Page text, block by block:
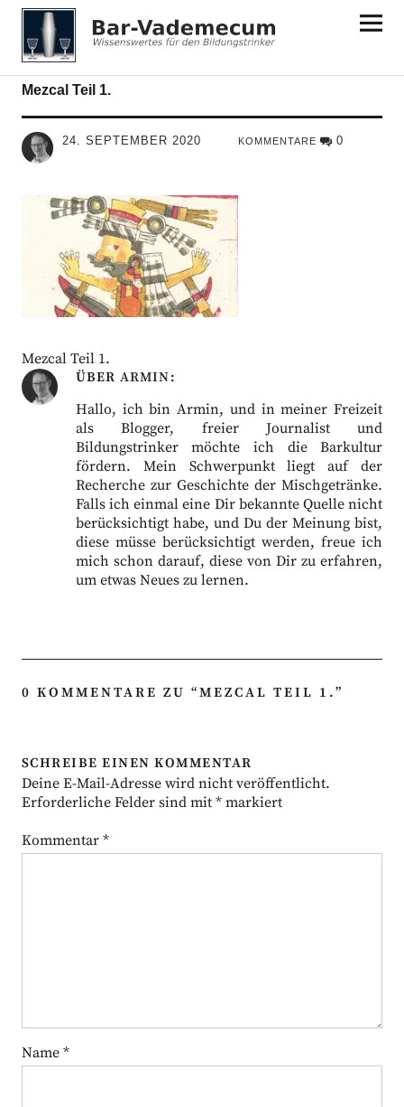
Bar-Vademecum
Mezcal Teil 1.
24. SEPTEMBER 2020 KOMMENTARE 0
Mezcal Teil 1.
ÜBER ARMIN
Hallo, ich bin Armin, und in meiner Freizeit
als Blogger, freier Journalist und
Bildungstrinker möchte ich die Barkultur
fördern. Mein Schwerpunkt liegt auf der
Recherche zur Geschichte der Mischgetränke.
Falls ich einmal eine Dir bekannte Quelle nicht
berücksichtigt habe, und Du der Meinung bist,
diese müsse berücksichtigt werden, freue ich
mich schon darauf, diese von Dir zu erfahren,
um etwas Neues zu lernen.
0 KOMMENTARE ZU “MEZCAL TEIL 1.”
SCHREIBE EINEN KOMMENTAR
Deine E-Mail-Adresse wird nicht veröffentlicht.
Erforderliche Felder sind mit *markiert
Kommentar *
Name *